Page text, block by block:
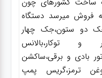
به فروش میرسد دستگاه
دو ستون،جک چهار
توکار،بالانس
بادی و برقی،ساکشن
ترمز،گریس پمپ